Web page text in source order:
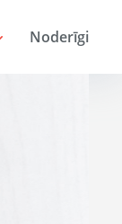
Noderīgi